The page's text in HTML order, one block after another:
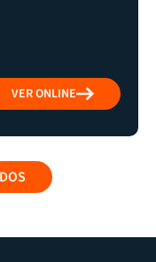
VER ONLINE